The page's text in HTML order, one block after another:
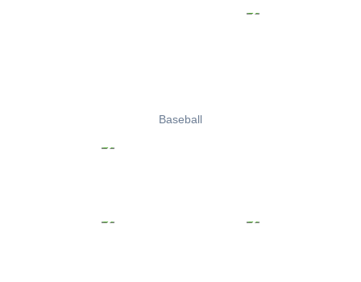
Baseball